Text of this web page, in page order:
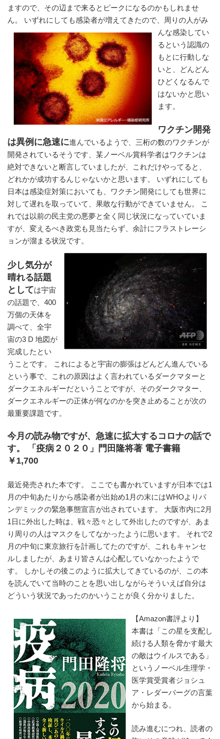
ますので、その辺まで来るとピークになるのかもしれませ
ん。 いずれにしても感染者が増えてきたので、周りの人がみ
んな感染してい
るという認識の
もとに行動しな
いと、どんどん
ひどくなるんで
はないかと思い
ます。
ワクチン開発
は異例に急速に進んでいるようで、三桁の数のワクチンが
開発されているそうです、某ノーベル賞科学者はワクチンは
絶対できないと断言していましたが、これだけやってると、
どれかが成功するんじゃないかと思います。 いずれにしても
日本は感染症対策においても、ワクチン開発にしても世界に
対して遅れを取っていて、果敢な行動ができていません。 こ
れでは以前の民主党の悪夢と全く同じ状況になっていていま
すが、変えるべき政党も見当たらず、余計にフラストレーシ
ョンが溜まる状況です。
少し気分が
晴れる話題
としては宇宙
の話題で、400
万個の天体を
調べて、全宇
宙の3 D 地図が
完成したとい
うことです。 これによると宇宙の膨張はどんどん進んでいる
という事で、これの原因はよく言われているダークマターと
ダークエネルギーだということですが、そのダークマター、
ダークエネルギーの正体が何なのかを突き止めることが次の
最重要課題です。
今月の読み物ですが、急速に拡大するコロナの話で
す。 「疫病２０２０」門田隆将著 電子書籍
￥1,700
最近発売された本です。 ここでも書かれていますが日本では1
月の中旬あたりから感染者が出始め1月の末にはWHOよりパ
ンデミックの緊急事態宣言が出されています。 大阪市内に2月
1日に外出した時は、戦々恐々として外出したのですが、あま
り周りの人はマスクをしてなかったように思います。 それで2
月の中旬に東京旅行を計画してたのですが、これもキャンセ
ルしましたが、あまり皆さんは心配していなかったようで
す。 しかしその後このように拡大してきているのが、この本
を読んでいて当時のことを思い出しながらそういえば自分は
どういう状況であったのかいうことが良く分かりました。
【Amazon書評より】
本書は「この星を支配し
続ける人類を脅かす最大
の敵はウイルスである」
というノーベル生理学・
医学賞受賞者ジョシュ
ア・レダーバーグの言葉
から始まる。
読み進むにつれ、読者の